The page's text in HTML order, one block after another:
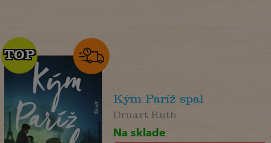
TOP
TOP
Kým Paríž spal
Druart Ruth
Na sklade